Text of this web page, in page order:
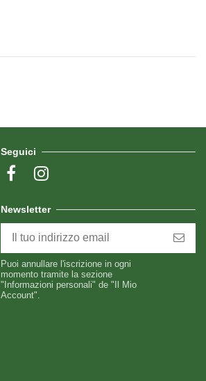
Seguici
Newsletter
Puoi annullare l'iscrizione in ogni
momento tramite la sezione
"Informazioni personali" de "Il Mio
Account".